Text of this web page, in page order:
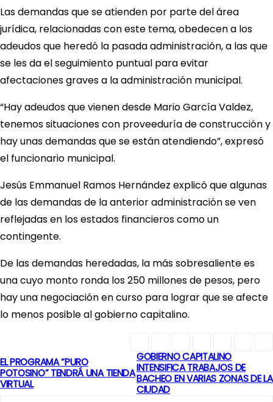
Las demandas que se atienden por parte del área
jurídica, relacionadas con este tema, obedecen a los
adeudos que heredó la pasada administración, a las que
se les da el seguimiento puntual para evitar
afectaciones graves a la administración municipal.
“Hay adeudos que vienen desde Mario García Valdez,
tenemos situaciones con proveeduría de construcción y
hay unas demandas que se están atendiendo”, expresó
el funcionario municipal.
Jesús Emmanuel Ramos Hernández explicó que algunas
de las demandas de la anterior administración se ven
reflejadas en los estados financieros como un
contingente.
De las demandas heredadas, la más sobresaliente es
una cuyo monto ronda los 250 millones de pesos, pero
hay una negociación en curso para lograr que se afecte
lo menos posible al gobierno capitalino.
N
a
GOBIERNO CAPITALINO
INTENSIFICA TRABAJOS DE
BACHEO EN VARIAS ZONAS DE LA
CIUDAD
EL PROGRAMA “PURO
POTOSINO” TENDRÁ UNA TIENDA
VIRTUAL